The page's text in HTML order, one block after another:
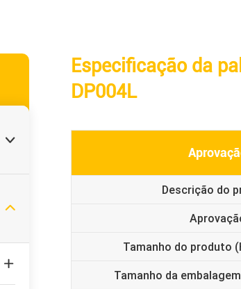



Especificação da
DP004L
Descrição do
Tamanho do produto
Tamanho da